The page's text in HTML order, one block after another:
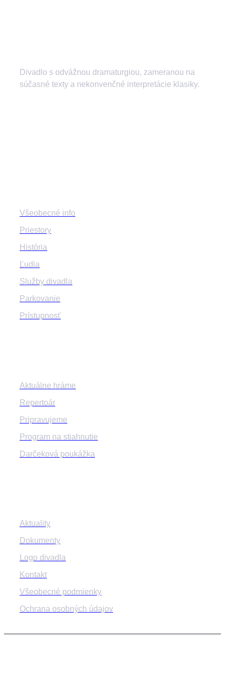
Divadlo s odvážnou dramaturgiou, zameranou na
súčasné texty a nekonvenčné interpretácie klasiky.
Všeobecné info
Priestory
História
Ľudia
Služby divadla
Parkovanie
Prístupnosť
Aktuálne hráme
Repertoár
Pripravujeme
Program na stiahnutie
Darčeková poukážka
Aktuality
Dokumenty
Logo divadla
Kontakt
Všeobecné podmienky
Ochrana osobných údajov